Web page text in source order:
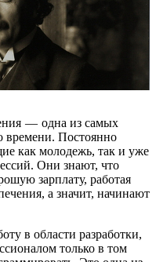
— одна из самых
времени. Постоянно
как молодежь, так и уже
Они знают, что
зарплату, работая
а значит, начинают
в области разработки,
только в том